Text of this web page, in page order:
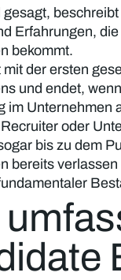
gesagt,
Erfahrungen,
bekommt.
mit der ersten
und endet,
im Unternehmen
oder
bis zu dem
bereits